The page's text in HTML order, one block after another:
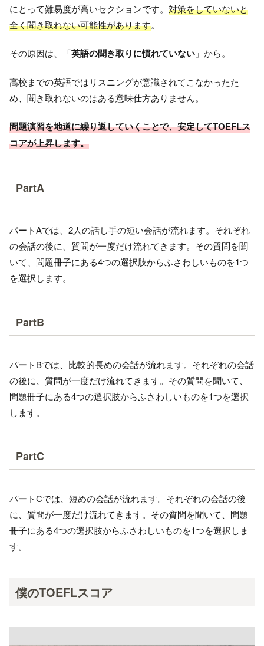
にとって難易度が高いセクションです。 対策をしていないと
全く聞き取れない可能性があります。
その原因は、「英語の聞き取りに慣れていない 」から。
高校までの英語ではリスニングが意識されてこなかったた
め、聞き取れないのはある意味仕方ありません。
問題演習を地道に繰り返していくことで、安定してTOEFLス
コアが上昇します。
PartA
パートAでは、2人の話し手の短い会話が流れます。それぞれ
の会話の後に、質問が一度だけ流れてきます。その質問を聞
いて、問題冊子にある4つの選択肢からふさわしいものを1つ
を選択します。
PartB
パートBでは、比較的長めの会話が流れます。それぞれの会話
の後に、質問が一度だけ流れてきます。その質問を聞いて、
問題冊子にある4つの選択肢からふさわしいものを1つを選択
します。
PartC
パートCでは、短めの会話が流れます。それぞれの会話の後
に、質問が一度だけ流れてきます。その質問を聞いて、問題
冊子にある4つの選択肢からふさわしいものを1つを選択しま
す。
僕のTOEFLスコア